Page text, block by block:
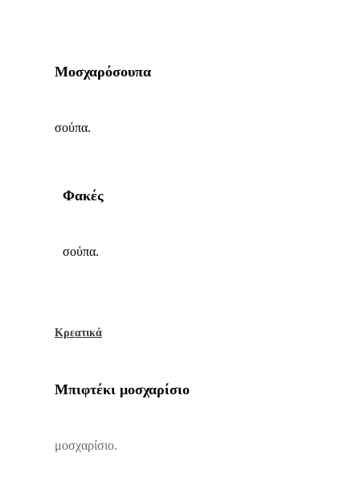
Μοσχαρόσουπα
σούπα.
Φακές
σούπα.
Κρεατικά
Μπιφτέκι μοσχαρίσιο
μοσχαρίσιο.